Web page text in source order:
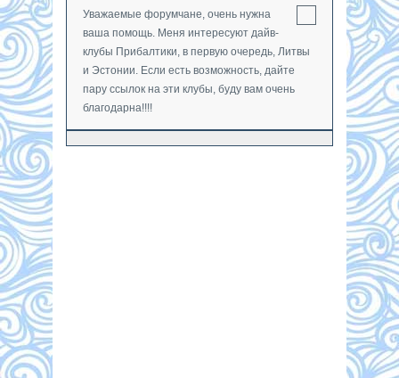
Уважаемые форумчане, очень нужна
ваша помощь. Меня интересуют дайв-
клубы Прибалтики, в первую очередь, Литвы
и Эстонии. Если есть возможность, дайте
пару ссылок на эти клубы, буду вам очень
благодарна!!!!